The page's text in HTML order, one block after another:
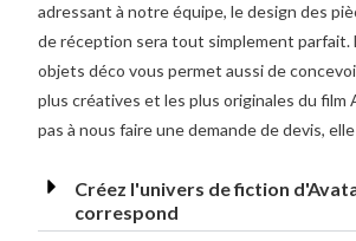
adressant à notre équipe, le design des
de réception sera tout simplement parfait.
objets déco vous permet aussi de
plus créatives et les plus originales du film
pas à nous faire une demande de devis,
Créez l'univers de fiction
correspond